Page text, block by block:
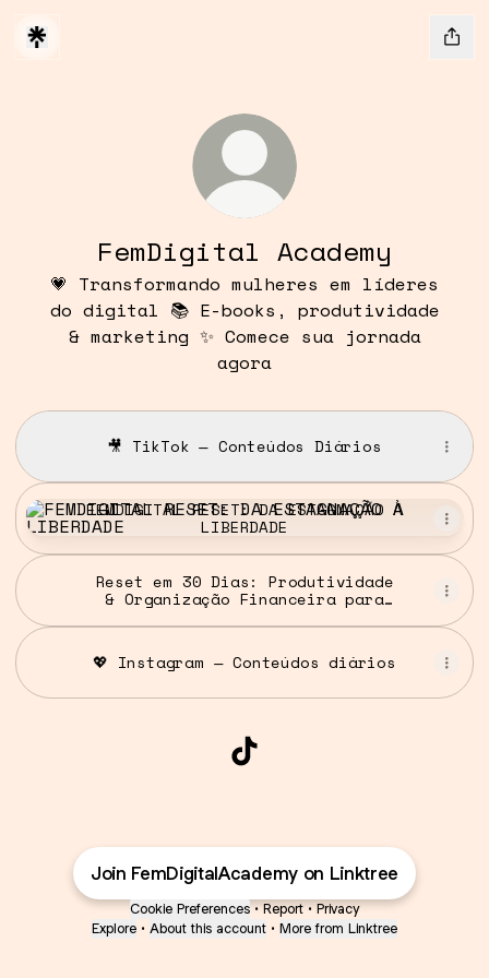
FemDigital Academy
💗 Transformando mulheres em líderes
do digital 📚 E-books, produtividade
& marketing ✨ Comece sua jornada
agora
🎥 TikTok — Conteúdos Diários
FEMDIGITAL RESET: DA ESTAGNAÇÃO À LIBERDADE
FEMDIGITAL RESET: DA ESTAGNAÇÃO À
LIBERDADE
Reset em 30 Dias: Produtividade
& Organização Financeira para
💖 Instagram — Conteúdos diários
Join FemDigitalAcademy on Linktree
Cookie Preferences • Report • Privacy
Explore • About this account • More from Linktree